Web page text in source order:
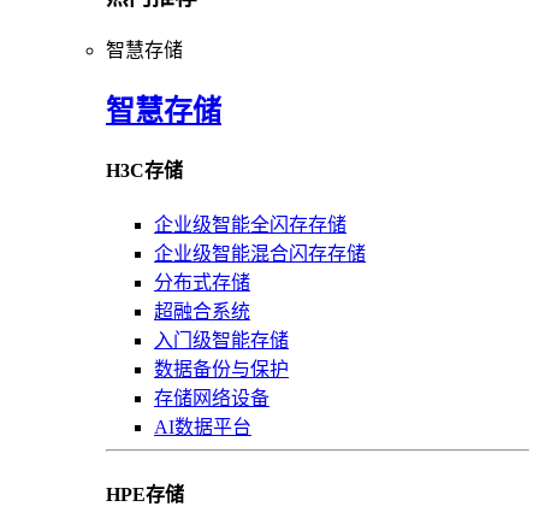
智慧存储
智慧存储
H3C存储
企业级智能全闪存存储
企业级智能混合闪存存储
分布式存储
超融合系统
入门级智能存储
数据备份与保护
存储网络设备
AI数据平台
HPE存储